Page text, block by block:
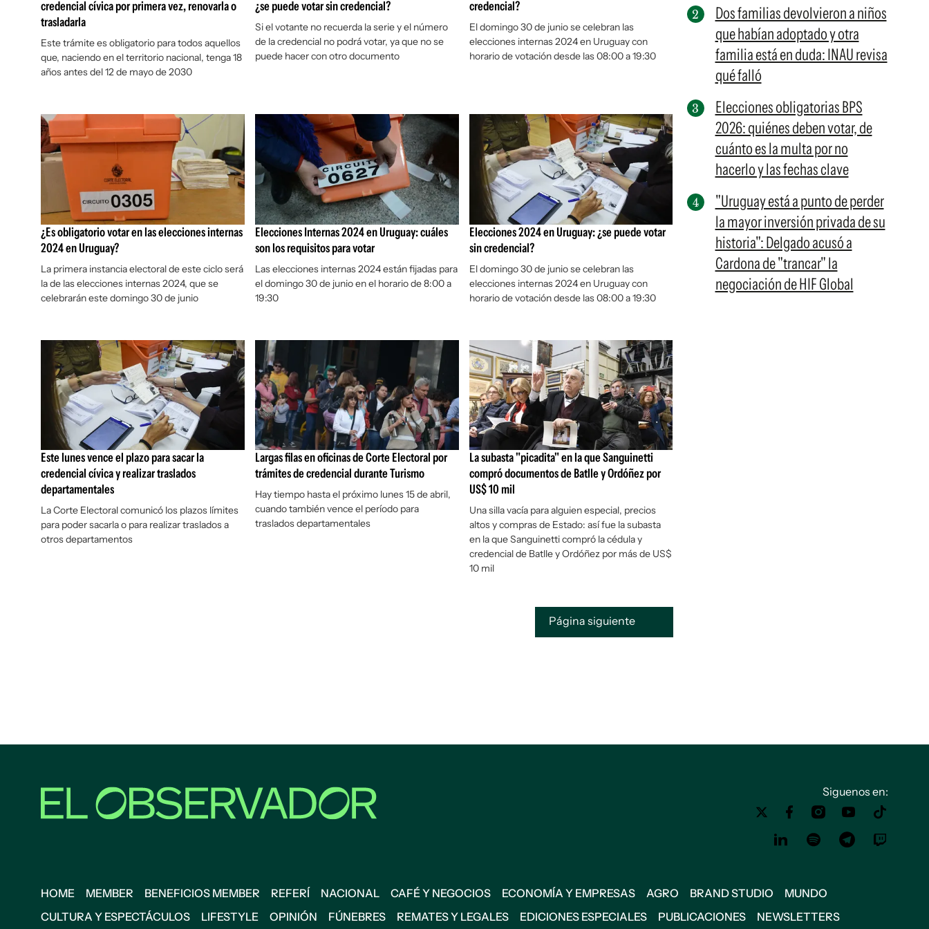
credencial cívica por primera vez, renovarla o
trasladarla
Este trámite es obligatorio para todos aquellos
que, naciendo en el territorio nacional, tenga 18
años antes del 12 de mayo de 2030
¿se puede votar sin credencial?
Si el votante no recuerda la serie y el número
de la credencial no podrá votar, ya que no se
puede hacer con otro documento
credencial?
El domingo 30 de junio se celebran las
elecciones internas 2024 en Uruguay con
horario de votación desde las 08:00 a 19:30
¿Es obligatorio votar en las elecciones internas
2024 en Uruguay?
La primera instancia electoral de este ciclo será
la de las elecciones internas 2024, que se
celebrarán este domingo 30 de junio
Elecciones Internas 2024 en Uruguay: cuáles
son los requisitos para votar
Las elecciones internas 2024 están fijadas para
el domingo 30 de junio en el horario de 8:00 a
19:30
Elecciones 2024 en Uruguay: ¿se puede votar
sin credencial?
El domingo 30 de junio se celebran las
elecciones internas 2024 en Uruguay con
horario de votación desde las 08:00 a 19:30
Este lunes vence el plazo para sacar la
credencial cívica y realizar traslados
departamentales
La Corte Electoral comunicó los plazos límites
para poder sacarla o para realizar traslados a
otros departamentos
Largas filas en oficinas de Corte Electoral por
trámites de credencial durante Turismo
Hay tiempo hasta el próximo lunes 15 de abril,
cuando también vence el período para
traslados departamentales
La subasta "picadita" en la que Sanguinetti
compró documentos de Batlle y Ordóñez por
US$ 10 mil
Una silla vacía para alguien especial, precios
altos y compras de Estado: así fue la subasta
en la que Sanguinetti compró la cédula y
credencial de Batlle y Ordóñez por más de US$
10 mil
Página siguiente
Dos familias devolvieron a niños
que habían adoptado y otra
familia está en duda: INAU revisa
qué falló
Elecciones obligatorias BPS
2026: quiénes deben votar, de
cuánto es la multa por no
hacerlo y las fechas clave
"Uruguay está a punto de perder
la mayor inversión privada de su
historia": Delgado acusó a
Cardona de "trancar" la
negociación de HIF Global
Siguenos en:
HOME MEMBER BENEFICIOS MEMBER REFERÍ NACIONAL CAFÉ Y NEGOCIOS ECONOMÍA Y EMPRESAS AGRO BRAND STUDIO
MUNDO
CULTURA Y ESPECTÁCULOS
LIFESTYLE OPINIÓN FÚNEBRES REMATES Y LEGALES EDICIONES ESPECIALES PUBLICACIONES NEWSLETTERS